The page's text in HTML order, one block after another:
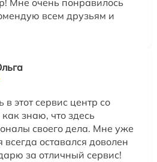
Мне очень понравилось
всем друзьям и
этот сервис центр со
знаю, что здесь
своего дела. Мне уже
оставался доволен
за отличный сервис!